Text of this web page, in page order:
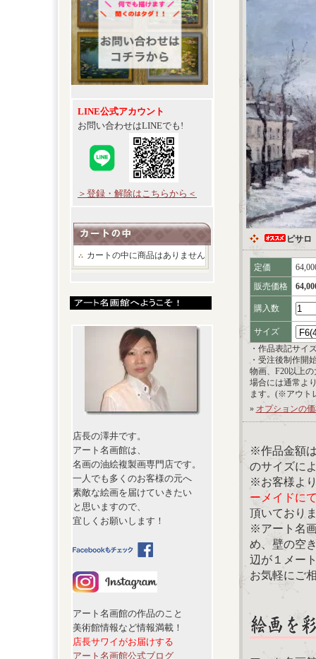
LINE公式アカウント
お問い合わせはLINEでも!
＞登録・解除はこちらから＜
カートの中に商品はありません
店長の澤井です。
アート名画館は、
名画の油絵複製画専門店です。
一人でも多くのお客様の元へ
素敵な絵画を届けていきたい
と思いますので、
宜しくお願いします！
アート名画館の作品のこと
美術館情報など情報満載！
店長サワイがお届けする
アート名画館公式ブログ
ピサロ
定価
販売価格
購入数
サイズ
・作品表記サイ
・受注後制作開
物画、F20以上
場合には通常よ
ます。(※アウト
» オプションの
※作品金額
のサイズに
※お客様よ
ーメイドに
頂いており
※アート名
め、壁の空
辺が１メー
お気軽にご